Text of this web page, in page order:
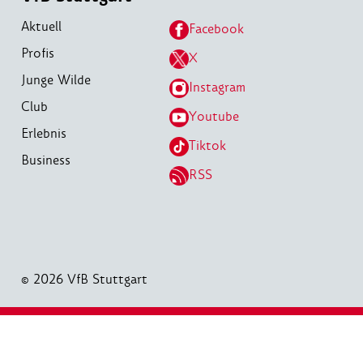
Aktuell
Profis
Junge Wilde
Club
Erlebnis
Business
Facebook
X
Instagram
Youtube
Tiktok
RSS
© 2026 VfB Stuttgart